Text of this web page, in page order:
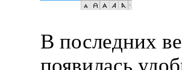
В последних